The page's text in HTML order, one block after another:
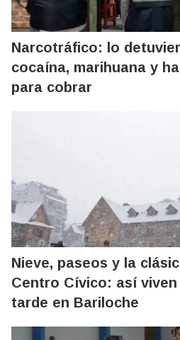
Narcotráfico: lo
cocaína, marihuana y
para cobrar
Nieve, paseos y la
Centro Cívico: así
tarde en Bariloche